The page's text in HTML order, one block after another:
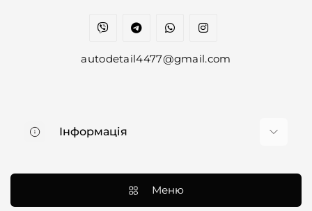
autodetail4477@gmail.com
Інформація
Контакти
Меню